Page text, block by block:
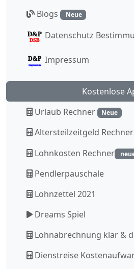
Blogs
Neue
Datenschutz
Impressum
Kostenlose
Urlaub Rechner
Neue
Altersteilzeitgeld Rechner
Lohnkosten Rechner
Pendlerpauschale
Lohnzettel 2021
Dreams Spiel
Lohnabrechnung klar &
Dienstreise